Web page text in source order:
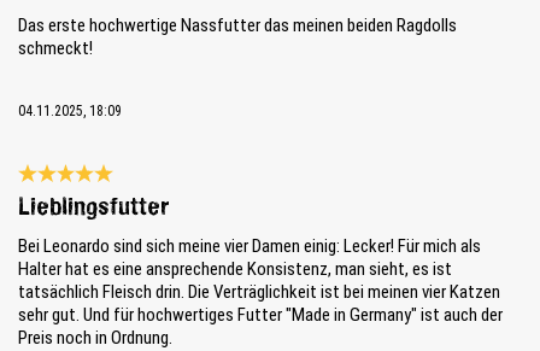
Das erste hochwertige Nassfutter das meinen beiden Ragdolls
schmeckt!
04.11.2025, 18:09
Review with rating of 5 out of 5 stars
Lieblingsfutter
Bei Leonardo sind sich meine vier Damen einig: Lecker! Für mich als
Halter hat es eine ansprechende Konsistenz, man sieht, es ist
tatsächlich Fleisch drin. Die Verträglichkeit ist bei meinen vier Katzen
sehr gut. Und für hochwertiges Futter "Made in Germany" ist auch der
Preis noch in Ordnung.